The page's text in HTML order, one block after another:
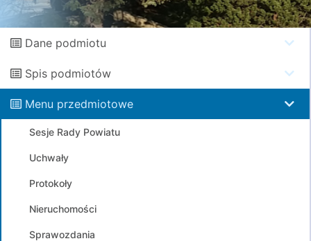
Dane podmiotu
Spis podmiotów
Menu przedmiotowe
Sesje Rady Powiatu
Uchwały
Protokoły
Nieruchomości
Sprawozdania